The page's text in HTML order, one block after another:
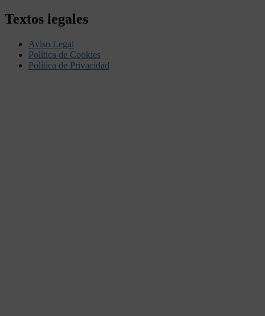
Textos legales
Aviso Legal
Política de Cookies
Política de Privacidad